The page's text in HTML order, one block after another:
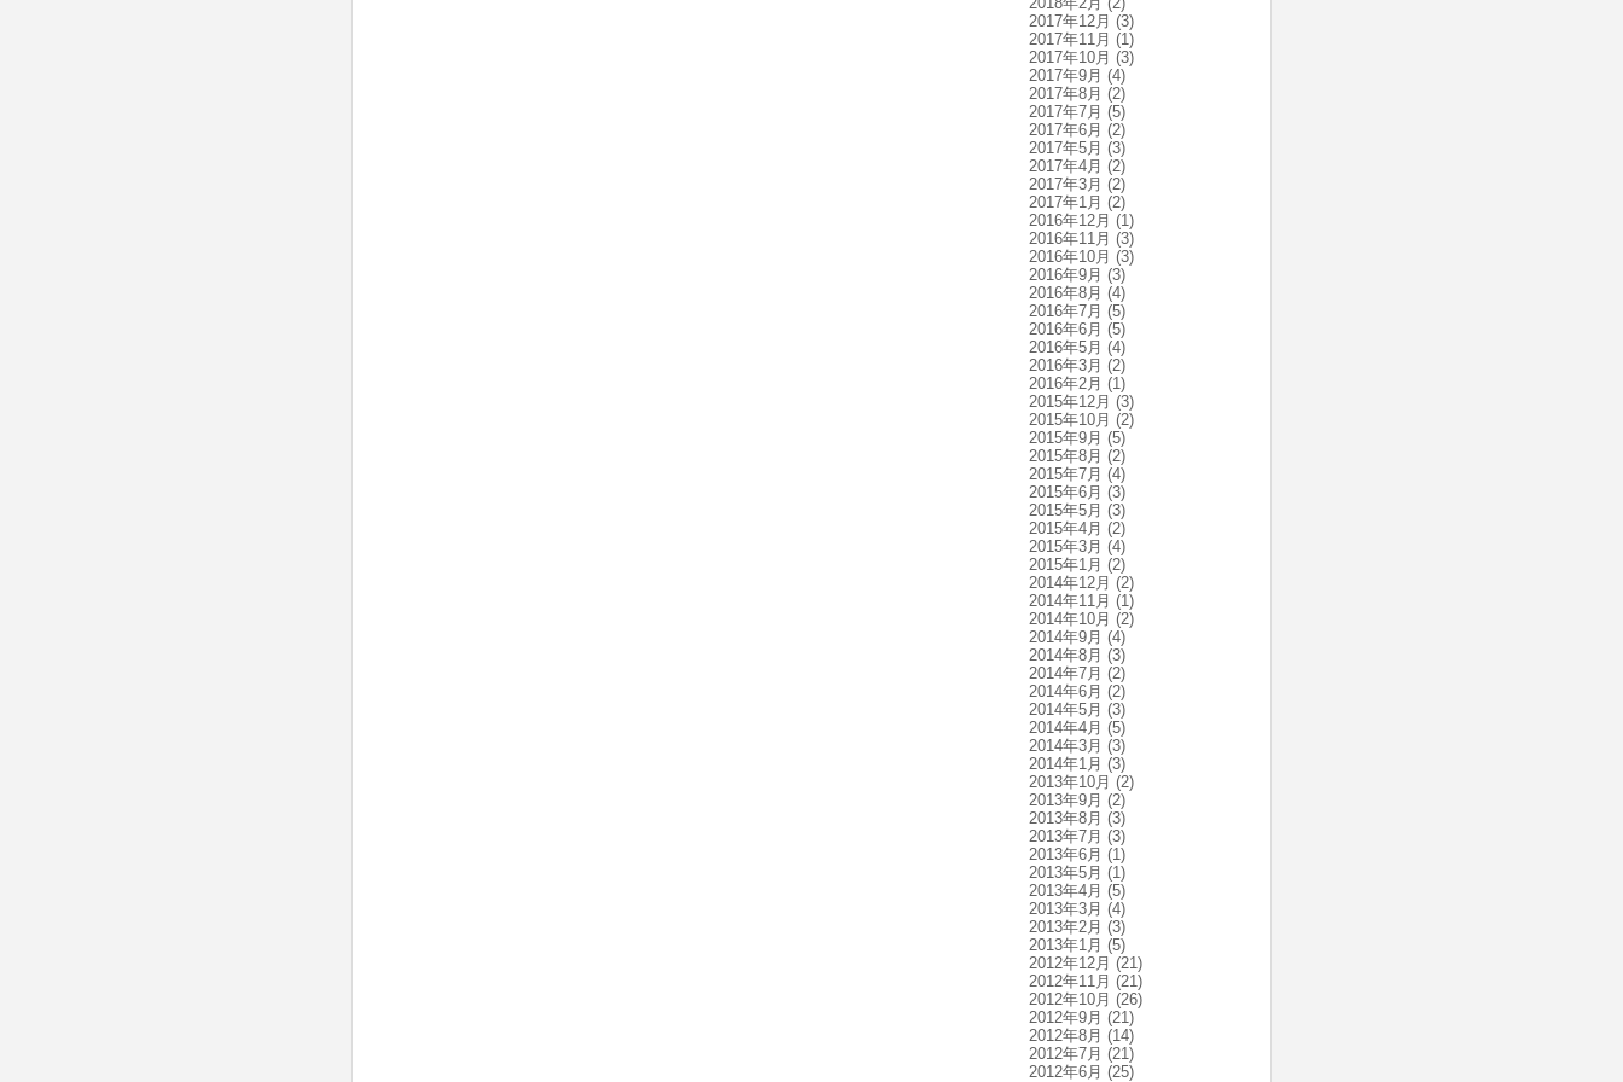
2017年12月 (3)
2017年11月 (1)
2017年10月 (3)
2017年9月 (4)
2017年8月 (2)
2017年7月 (5)
2017年6月 (2)
2017年5月 (3)
2017年4月 (2)
2017年3月 (2)
2017年1月 (2)
2016年12月 (1)
2016年11月 (3)
2016年10月 (3)
2016年9月 (3)
2016年8月 (4)
2016年7月 (5)
2016年6月 (5)
2016年5月 (4)
2016年3月 (2)
2016年2月 (1)
2015年12月 (3)
2015年10月 (2)
2015年9月 (5)
2015年8月 (2)
2015年7月 (4)
2015年6月 (3)
2015年5月 (3)
2015年4月 (2)
2015年3月 (4)
2015年1月 (2)
2014年12月 (2)
2014年11月 (1)
2014年10月 (2)
2014年9月 (4)
2014年8月 (3)
2014年7月 (2)
2014年6月 (2)
2014年5月 (3)
2014年4月 (5)
2014年3月 (3)
2014年1月 (3)
2013年10月 (2)
2013年9月 (2)
2013年8月 (3)
2013年7月 (3)
2013年6月 (1)
2013年5月 (1)
2013年4月 (5)
2013年3月 (4)
2013年2月 (3)
2013年1月 (5)
2012年12月 (21)
2012年11月 (21)
2012年10月 (26)
2012年9月 (21)
2012年8月 (14)
2012年7月 (21)
2012年6月 (25)